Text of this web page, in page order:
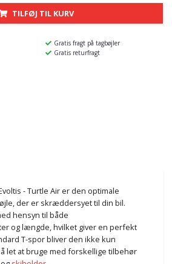
TILFØJ TIL KURV
Gratis fragt på tagbøjler
Gratis returfragt
- Turtle Air er den optimale
der er skræddersyet til din bil.
hensyn til både
og længde, hvilket giver en perfekt
T-spor bliver den ikke kun
let at bruge med forskellige tilbehør